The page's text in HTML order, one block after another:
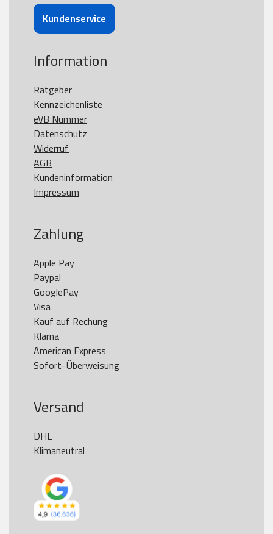
Kundenservice
Information
Ratgeber
Kennzeichenliste
eVB Nummer
Datenschutz
Widerruf
AGB
Kundeninformation
Impressum
Zahlung
Apple Pay
Paypal
GooglePay
Visa
Kauf auf Rechung
Klarna
American Express
Versand
DHL
Klimaneutral